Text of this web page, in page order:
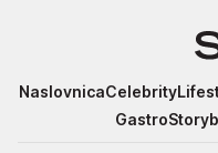
Story
NaslovnicaCelebrity
Gastro